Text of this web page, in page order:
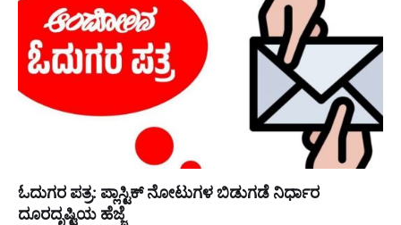
ಓದುಗರ ಪತ್ರ: ಪ್ಲಾಸ್ಟಿಕ್ ನೋಟುಗಳ ಬಿಡುಗಡೆ ನಿರ್ಧಾರ
ದೂರದೃಷ್ಟಿಯ ಹೆಜ್ಜೆ